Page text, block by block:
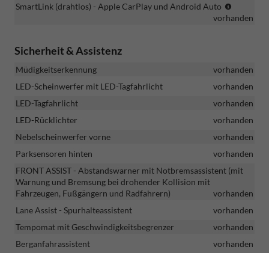
SmartLink (drahtlos) - Apple CarPlay und Android Auto
vorhanden
Sicherheit & Assistenz
Müdigkeitserkennung
vorhanden
LED-Scheinwerfer mit LED-Tagfahrlicht
vorhanden
LED-Tagfahrlicht
vorhanden
LED-Rücklichter
vorhanden
Nebelscheinwerfer vorne
vorhanden
Parksensoren hinten
vorhanden
FRONT ASSIST - Abstandswarner mit Notbremsassistent (mit
Warnung und Bremsung bei drohender Kollision mit
Fahrzeugen, Fußgängern und Radfahrern)
vorhanden
Lane Assist - Spurhalteassistent
vorhanden
Tempomat mit Geschwindigkeitsbegrenzer
vorhanden
Berganfahrassistent
vorhanden